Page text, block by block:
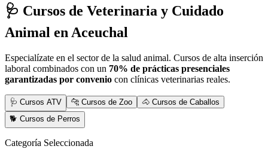
🩺 Cursos de Veterinaria y Cuidado
Animal en Aceuchal
Especialízate en el sector de la salud animal. Cursos de alta inserción
laboral combinados con un 70% de prácticas presenciales
garantizadas por convenio con clínicas veterinarias reales.
🩺 Cursos ATV 🐆 Cursos de Zoo
🐴 Cursos de Caballos
🐕 Cursos de Perros
Categoría Seleccionada